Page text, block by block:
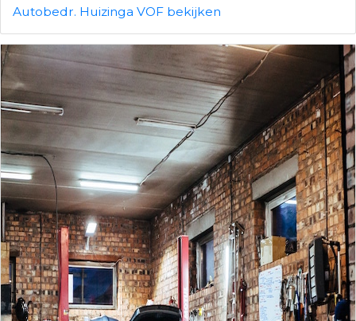
Autobedr. Huizinga VOF bekijken